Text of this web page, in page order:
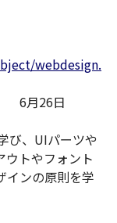
6月26日
び、UIパーツや
ウトやフォント
インの原則を学